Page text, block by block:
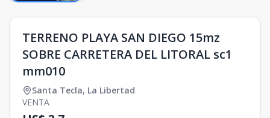
TERRENO PLAYA SAN DIEGO 15mz
SOBRE CARRETERA DEL LITORAL sc1
mm010
Santa Tecla, La Libertad
VENTA